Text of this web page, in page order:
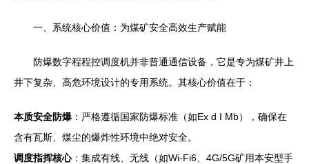
一、系统核心价值：为煤矿安全高效生产赋能
防爆数字程程控调度机并非普通通信设备，它是专为煤矿井上
井下复杂、高危环境设计的专用系统。其核心价值在于：
本质安全防爆 ：严格遵循国家防爆标准（如Ex d I Mb），确保在
含有瓦斯、煤尘的爆炸性环境中绝对安全。
调度指挥核心：集成有线、无线（如Wi-Fi6、4G/5G矿用本安型手